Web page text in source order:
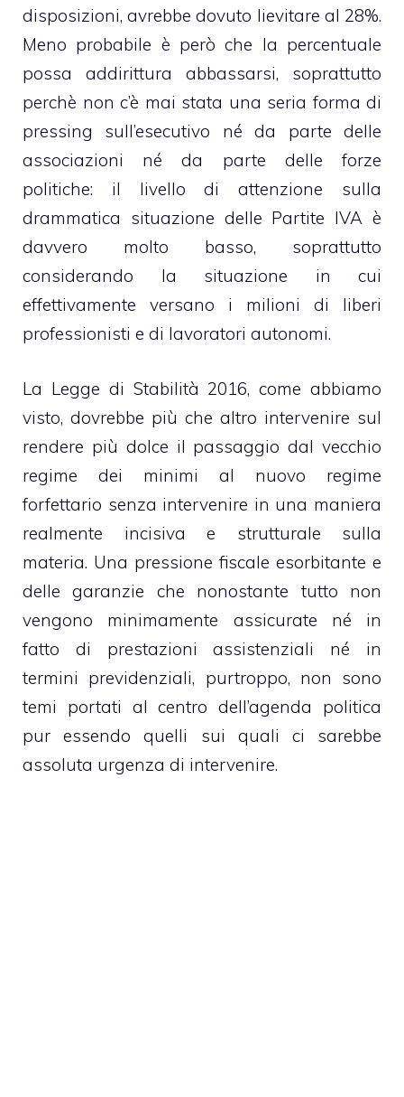
disposizioni, avrebbe dovuto lievitare al 28%.
Meno probabile è però che la percentuale
possa addirittura abbassarsi, soprattutto
perchè non c’è mai stata una seria forma di
pressing sull’esecutivo né da parte delle
associazioni né da parte delle forze
politiche: il livello di attenzione sulla
drammatica situazione delle Partite IVA è
davvero molto basso, soprattutto
considerando la situazione in cui
effettivamente versano i milioni di liberi
professionisti e di lavoratori autonomi.
La Legge di Stabilità 2016, come abbiamo
visto, dovrebbe più che altro intervenire sul
rendere più dolce il passaggio dal vecchio
regime dei minimi al nuovo regime
forfettario senza intervenire in una maniera
realmente incisiva e strutturale sulla
materia. Una pressione fiscale esorbitante e
delle garanzie che nonostante tutto non
vengono minimamente assicurate né in
fatto di prestazioni assistenziali né in
termini previdenziali, purtroppo, non sono
temi portati al centro dell’agenda politica
pur essendo quelli sui quali ci sarebbe
assoluta urgenza di intervenire.